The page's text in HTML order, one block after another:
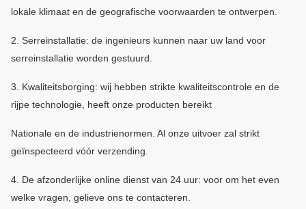
lokale klimaat en de geografische voorwaarden te ontwerpen.
2. Serreinstallatie: de ingenieurs kunnen naar uw land voor
serreinstallatie worden gestuurd.
3. Kwaliteitsborging: wij hebben strikte kwaliteitscontrole en de
rijpe technologie, heeft onze producten bereikt
Nationale en de industrienormen. Al onze uitvoer zal strikt
geïnspecteerd vóór verzending.
4. De afzonderlijke online dienst van 24 uur: voor om het even
welke vragen, gelieve ons te contacteren.